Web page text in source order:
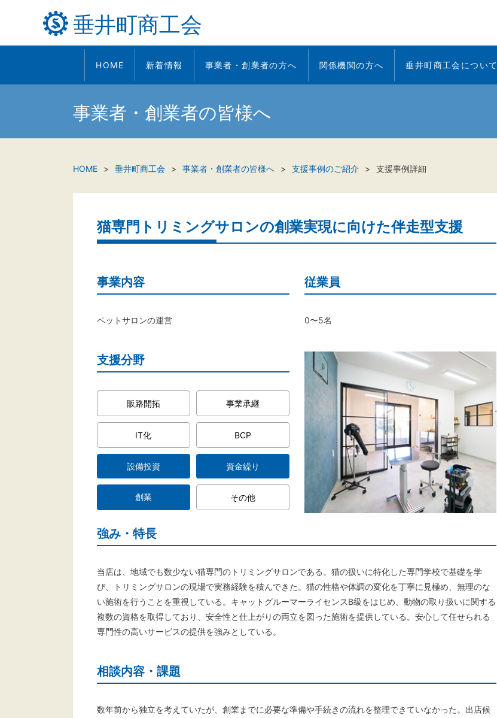
垂井町商工会
HOME 新着情報 事業者・創業者の方へ 関係機関の方へ 垂井町商工会について
事業者・創業者の皆様へ
HOME 垂井町商工会 事業者・創業者の皆様へ 支援事例のご紹介 支援事例詳細
猫専門トリミングサロンの創業実現に向けた伴走型支援
事業内容
ペットサロンの運営
従業員
0〜5名
支援分野
販路開拓 事業承継
IT化 BCP
設備投資 資金繰り
創業 その他
強み・特長
当店は、地域でも数少ない猫専門のトリミングサロンである。猫の扱いに特化した専門学校で基礎を学
び、トリミングサロンの現場で実務経験を積んできた。猫の性格や体調の変化を丁寧に見極め、無理のな
い施術を行うことを重視している。キャットグルーマーライセンスB級をはじめ、動物の取り扱いに関する
複数の資格を取得しており、安全性と仕上がりの両立を図った施術を提供している。安心して任せられる
専門性の高いサービスの提供を強みとしている。
相談内容・課題
数年前から独立を考えていたが、創業までに必要な準備や手続きの流れを整理できていなかった。出店候